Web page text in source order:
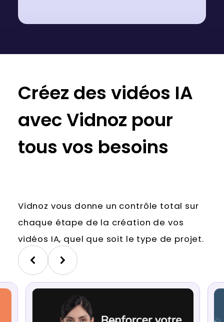
Créez des vidéos IA
avec Vidnoz pour
tous vos besoins
Vidnoz vous donne un contrôle total sur
chaque étape de la création de vos
vidéos IA, quel que soit le type de projet.